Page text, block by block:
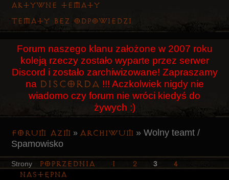
Główna
Użytkownicy
Szukaj
Rejestracja
Logowanie
Aktywne tematy
Tematy bez odpowiedzi
Forum naszego klanu założone w 2007 roku
koleją rzeczy zostało wyparte przez serwer
Discord i zostało zarchiwizowane! Zapraszamy
na Discorda !!! Aczkolwiek nigdy nie
wiadomo czy forum nie wróci kiedyś do
żywych :)
Forum AZM » Archiwum »Wolny teamt /
Spamowisko
Strony Poprzednia 1 2 3
4
Następna